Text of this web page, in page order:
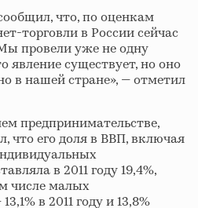
что, по оценкам
торговли в России сейчас
провели уже не одну
явление существует, но оно
в нашей стране», — отметил
предпринимательстве,
что его доля в ВВП, включая
в 2011 году 19,4%,
числе малых
в 2011 году и 13,8%